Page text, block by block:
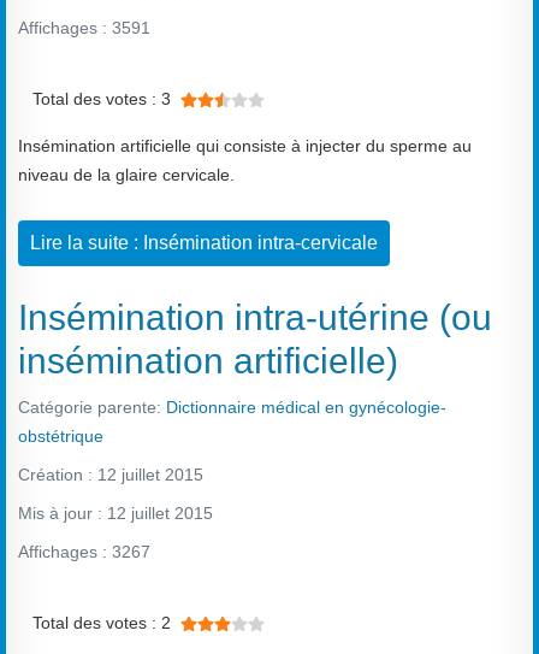
Affichages : 3591
Total des votes : 3
Insémination artificielle qui consiste à injecter du sperme au
niveau de la glaire cervicale.
Lire la suite : Insémination intra-cervicale
Insémination intra-utérine (ou
insémination artificielle)
Catégorie parente: Dictionnaire médical en gynécologie-
obstétrique
Création : 12 juillet 2015
Mis à jour : 12 juillet 2015
Affichages : 3267
Total des votes : 2